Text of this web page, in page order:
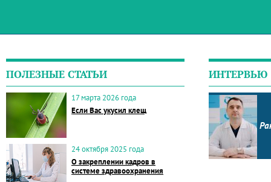
ПОЛЕЗНЫЕ СТАТЬИ
17 марта 2026 года
Если Вас укусил клещ
24 октября 2025 года
О закреплении кадров в
системе здравоохранения
ИНТЕРВЬЮ